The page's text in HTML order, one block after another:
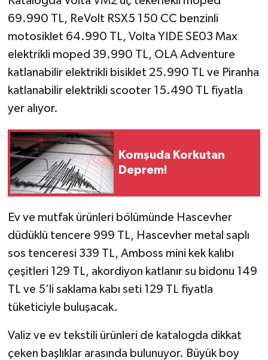
69.990 TL, ReVolt RSX5 150 CC benzinli
motosiklet 64.990 TL, Volta YIDE SE03 Max
elektrikli moped 39.990 TL, OLA Adventure
katlanabilir elektrikli bisiklet 25.990 TL ve Piranha
katlanabilir elektrikli scooter 15.490 TL fiyatla
yer alıyor.
Komşuda Korkutan
Deprem!
Ev ve mutfak ürünleri bölümünde Hascevher
düdüklü tencere 999 TL, Hascevher metal saplı
sos tenceresi 339 TL, Amboss mini kek kalıbı
çeşitleri 129 TL, akordiyon katlanır su bidonu 149
TL ve 5’li saklama kabı seti 129 TL fiyatla
tüketiciyle buluşacak.
Valiz ve ev tekstili ürünleri de katalogda dikkat
çeken başlıklar arasında bulunuyor. Büyük boy